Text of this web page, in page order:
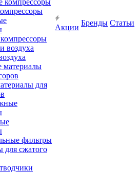
для
Акции
Бренды Статьи